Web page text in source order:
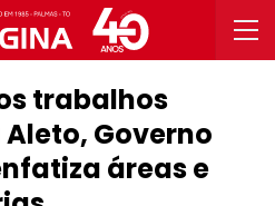
trabalhos
Governo
áreas e